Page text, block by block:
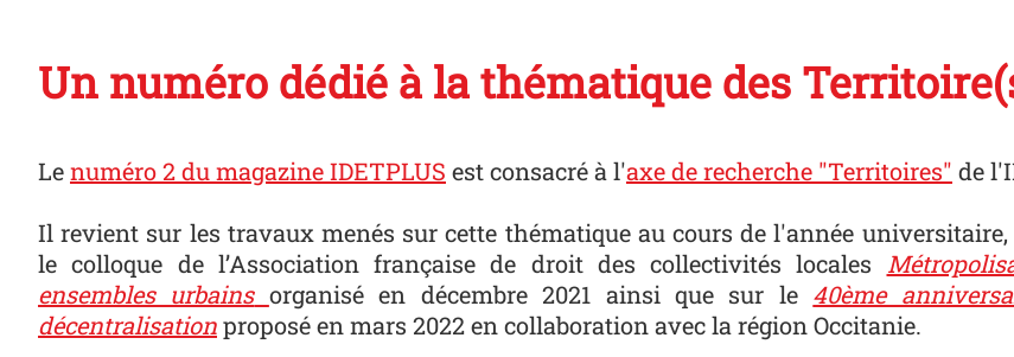
Un numéro dédié à la thématique des
Lenuméro 2 du magazine IDETPLUS est consacré à l'axe de recherche "Territoires" de
Il revient sur les travaux menés sur cette thématique au cours de l'année
le colloque de l’Association française de droit des collectivités locales
ensembles urbains organisé en décembre 2021 ainsi que sur le 40ème
décentralisationproposé en mars 2022 en collaboration avec la région Occitanie.